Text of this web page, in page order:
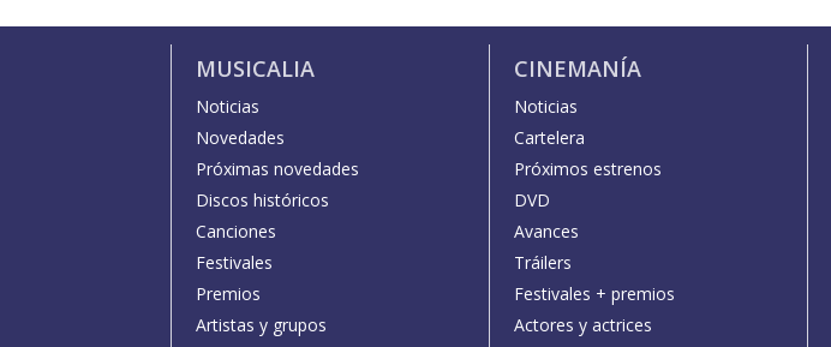
MUSICALIA
Noticias
Novedades
Próximas novedades
Discos históricos
Canciones
Festivales
Premios
Artistas y grupos
CINEMANÍA
Noticias
Cartelera
Próximos estrenos
DVD
Avances
Tráilers
Festivales + premios
Actores y actrices